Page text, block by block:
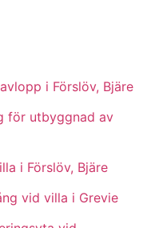
i Förslöv, Bjäre
för utbyggnad av
i Förslöv, Bjäre
vid villa i Grevie